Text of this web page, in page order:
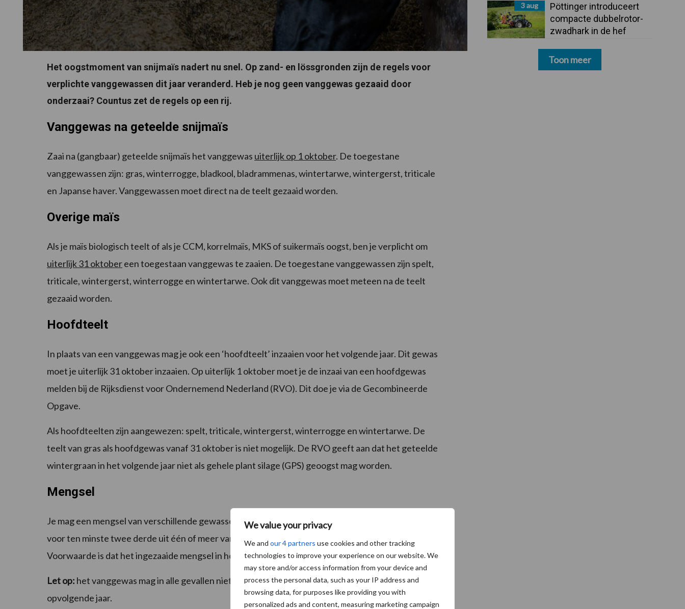
We value your privacy
We and our 4 partners use cookies and other tracking
technologies to improve your experience on our website. We
may store and/or access information from your device and
process the personal data, such as your IP address and
browsing data, for purposes like providing you with
personalized ads and content, measuring marketing campaign
Het oogstmoment van snijmaïs nadert nu snel. Op zand- en lössgronden zijn de regels voor
verplichte vanggewassen dit jaar veranderd. Heb je nog geen vanggewas gezaaid door
onderzaai? Countus zet de regels op een rij.
Vanggewas na geteelde snijmaïs
Zaai na (gangbaar) geteelde snijmaïs het vanggewas uiterlijk op 1 oktober. De toegestane
vanggewassen zijn: gras, winterrogge, bladkool, bladrammenas, wintertarwe, wintergerst, triticale
en Japanse haver. Vanggewassen moet direct na de teelt gezaaid worden.
Overige maïs
Als je maïs biologisch teelt of als je CCM, korrelmaïs, MKS of suikermaïs oogst, ben je verplicht om
uiterlijk 31 oktobereen toegestaan vanggewas te zaaien. De toegestane vanggewassen zijn spelt,
triticale, wintergerst, winterrogge en wintertarwe. Ook dit vanggewas moet meteen na de teelt
gezaaid worden.
Hoofdteelt
In plaats van een vanggewas mag je ook een ‘hoofdteelt’ inzaaien voor het volgende jaar. Dit gewas
moet je uiterlijk 31 oktober inzaaien. Op uiterlijk 1 oktober moet je de inzaai van een hoofdgewas
melden bij de Rijksdienst voor Ondernemend Nederland (RVO). Dit doe je via de Gecombineerde
Opgave.
Als hoofdteelten zijn aangewezen: spelt, triticale, wintergerst, winterrogge en wintertarwe. De
teelt van gras als hoofdgewas vanaf 31 oktober is niet mogelijk. De RVO geeft aan dat het geteelde
wintergraan in het volgende jaar niet als gehele plant silage (GPS) geoogst mag worden.
Mengsel
Je mag een mengsel van verschillende gewassen als vanggewas telen. Het mengsel moet dan wel
voor ten minste twee derde uit één of meer vanggewassen bestaan die hierboven genoemd zijn.
Voorwaarde is dat het ingezaaide mengsel in het najaar tot ontwikkeling is gekomen.
Let op: het vanggewas mag in alle gevallen niet worden vernietigd voor 1 februari van het
opvolgende jaar.
3 aug
Pöttinger introduceert
compacte dubbelrotor-
zwadhark in de hef
Toon meer